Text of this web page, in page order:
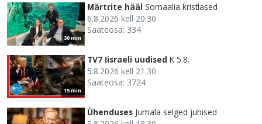
30 min
Märtrite hääl Somaalia kristlased
6.8.2026 kell 20.30
Saateosa: 334
15 min
TV7 Iisraeli uudised K 5.8.
5.8.2026 kell 21.30
Saateosa: 3724
Ühenduses Jumala selged juhised